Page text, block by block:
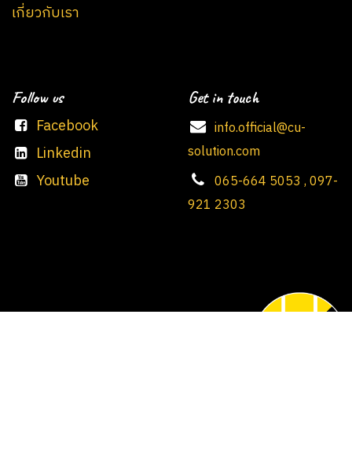
เกี่ยวกับเรา
Follow us
Facebook
Linkedin
Youtube
Get in touch
info.official@cu-
solution.com
065-664 5053 , 097-
921 2303